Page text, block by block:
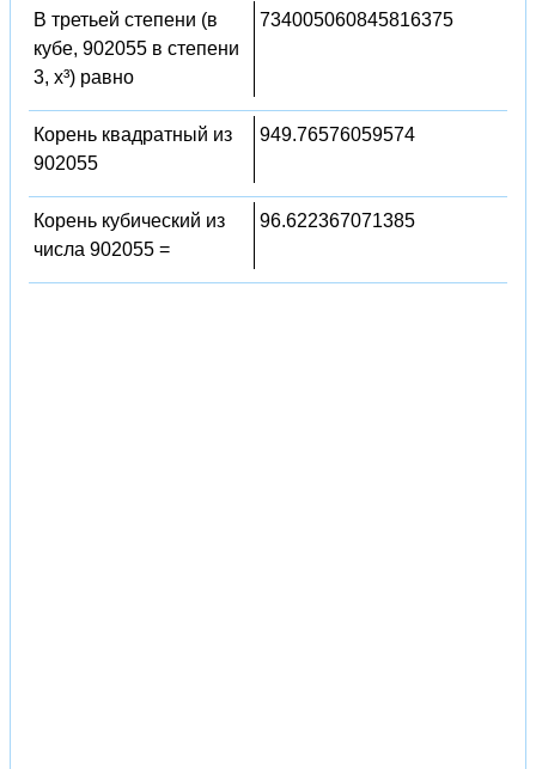
В третьей степени (в
кубе, 902055 в степени
3, x³) равно
734005060845816375
Корень квадратный из
902055
949.76576059574
Корень кубический из
числа 902055 =
96.622367071385